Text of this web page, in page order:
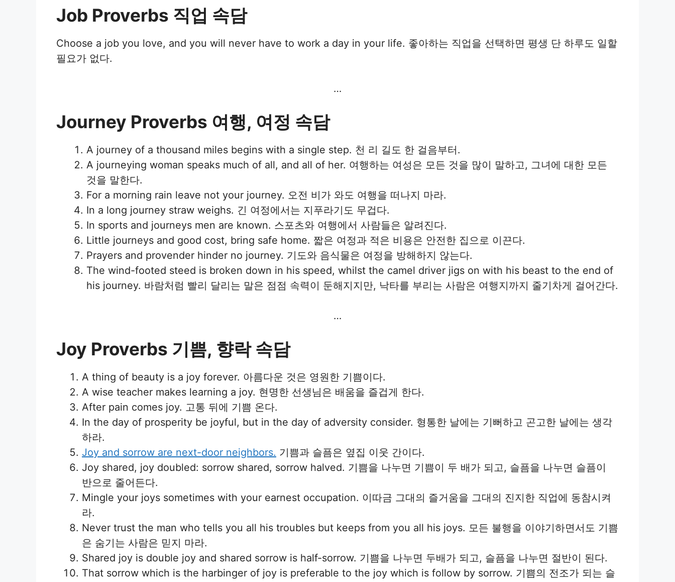
Job Proverbs 직업 속담
Choose a job you love, and you will never have to work a day in your life. 좋아하는 직업을 선택하면 평생 단 하루도 일할
필요가 없다.
…
Journey Proverbs 여행, 여정 속담
A journey of a thousand miles begins with a single step. 천 리 길도 한 걸음부터.
A journeying woman speaks much of all, and all of her. 여행하는 여성은 모든 것을 많이 말하고, 그녀에 대한 모든
것을 말한다.
For a morning rain leave not your journey. 오전 비가 와도 여행을 떠나지 마라.
In a long journey straw weighs. 긴 여정에서는 지푸라기도 무겁다.
In sports and journeys men are known. 스포츠와 여행에서 사람들은 알려진다.
Little journeys and good cost, bring safe home. 짧은 여정과 적은 비용은 안전한 집으로 이끈다.
Prayers and provender hinder no journey. 기도와 음식물은 여정을 방해하지 않는다.
The wind-footed steed is broken down in his speed, whilst the camel driver jigs on with his beast to the end of
his journey. 바람처럼 빨리 달리는 말은 점점 속력이 둔해지지만, 낙타를 부리는 사람은 여행지까지 줄기차게 걸어간다.
…
Joy Proverbs 기쁨, 향락 속담
A thing of beauty is a joy forever. 아름다운 것은 영원한 기쁨이다.
A wise teacher makes learning a joy. 현명한 선생님은 배움을 즐겁게 한다.
After pain comes joy. 고통 뒤에 기쁨 온다.
In the day of prosperity be joyful, but in the day of adversity consider. 형통한 날에는 기뻐하고 곤고한 날에는 생각
하라.
Joy and sorrow are next-door neighbors. 기쁨과 슬픔은 옆집 이웃 간이다.
Joy shared, joy doubled: sorrow shared, sorrow halved. 기쁨을 나누면 기쁨이 두 배가 되고, 슬픔을 나누면 슬픔이
반으로 줄어든다.
Mingle your joys sometimes with your earnest occupation. 이따금 그대의 즐거움을 그대의 진지한 직업에 동참시켜
라.
Never trust the man who tells you all his troubles but keeps from you all his joys. 모든 불행을 이야기하면서도 기쁨
은 숨기는 사람은 믿지 마라.
Shared joy is double joy and shared sorrow is half-sorrow. 기쁨을 나누면 두배가 되고, 슬픔을 나누면 절반이 된다.
That sorrow which is the harbinger of joy is preferable to the joy which is follow by sorrow. 기쁨의 전조가 되는 슬